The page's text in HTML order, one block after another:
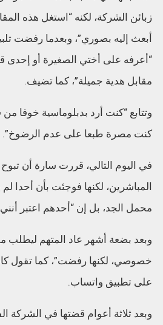
زبائن الشركة، لكنه “استغل هذه
أبعث إليه بصوري”، وبعدما رفضت
“أعرفه على أختي الصغيرة أو إحدى
مقابل هدية جميلة”، كما تضيف.
وتتابع “كنت أرد بدبلوماسية خوفا
كنت مصرة طبعا على عدم الرضوخ”.
في اليوم التالي، قررت سارة أن
المباشرين، لكنها فوجئت بأن أحدا
محمل الجد، بل إن “أحدهم اعتبر أنني
وبعد بضعة أشهر عاد المتهم ليطلب
خصوصي، لكنها رفضت”، كما تقول
على تطبيق واتساب.
وبعد ثلاثة أعوام قضتها في الشركة